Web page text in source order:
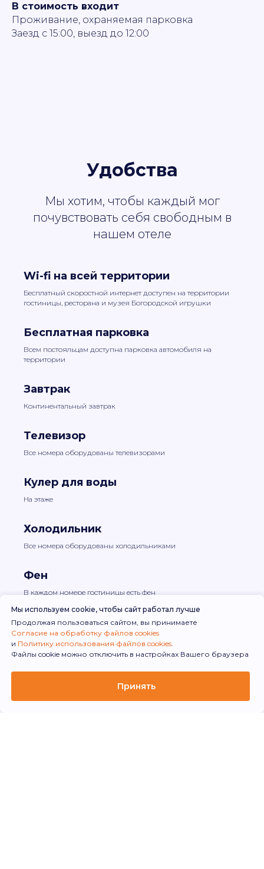
Мы используем cookie, чтобы сайт работал лучше
Продолжая пользоваться сайтом, вы принимаете
Согласие на обработку файлов cookies
и Политику использования файлов cookies.
Файлы cookie можно отключить в настройках Вашего браузера
Принять
В стоимость входит
Проживание, охраняемая парковка
Заезд с 15:00, выезд до 12:00
Удобства
Мы хотим, чтобы каждый мог
почувствовать себя свободным в
нашем отеле
Wi-fi на всей территории
Бесплатный скоростной интернет доступен на территории
гостиницы, ресторана и музея Богородской игрушки
Бесплатная парковка
Всем постояльцам доступна парковка автомобиля на
территории
Завтрак
Континентальный завтрак
Телевизор
Все номера оборудованы телевизорами
Кулер для воды
На этаже
Холодильник
Все номера оборудованы холодильниками
Фен
В каждом номере гостиницы есть фен
Утюг